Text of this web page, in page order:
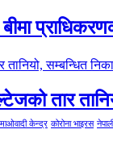
तार
केन्द्र कोरोना भाइरस